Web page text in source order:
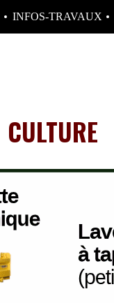
INFOS-TRAVAUX
CULTURE